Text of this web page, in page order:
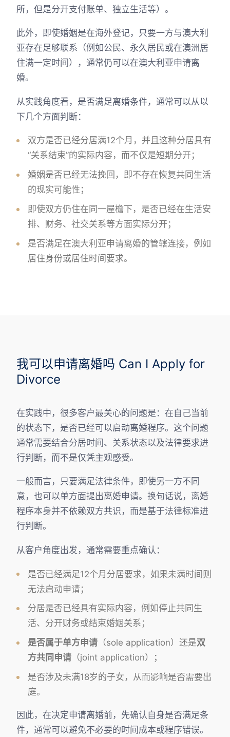
所，但是分开支付账单、独立生活等）。
此外，即使婚姻是在海外登记，只要一方与澳大利
亚存在足够联系（例如公民、永久居民或在澳洲居
住满一定时间），通常仍可以在澳大利亚申请离
婚。
从实践角度看，是否满足离婚条件，通常可以从以
下几个方面判断：
双方是否已经分居满12个月，并且这种分居具有
“关系结束”的实际内容，而不仅是短期分开；
婚姻是否已经无法挽回，即不存在恢复共同生活
的现实可能性；
即使双方仍住在同一屋檐下，是否已经在生活安
排、财务、社交关系等方面实际分开；
是否满足在澳大利亚申请离婚的管辖连接，例如
居住身份或居住时间要求。
我可以申请离婚吗 Can I Apply for
Divorce
在实践中，很多客户最关心的问题是：在自己当前
的状态下，是否已经可以启动离婚程序。这个问题
通常需要结合分居时间、关系状态以及法律要求进
行判断，而不是仅凭主观感受。
一般而言，只要满足法律条件，即使另一方不同
意，也可以单方面提出离婚申请。换句话说，离婚
程序本身并不依赖双方共识，而是基于法律标准进
行判断。
从客户角度出发，通常需要重点确认：
是否已经满足12个月分居要求，如果未满时间则
无法启动申请；
分居是否已经具有实际内容，例如停止共同生
活、分开财务或结束婚姻关系；
是否属于单方申请 （sole application）还是双
方共同申请 （joint application）；
是否涉及未满18岁的子女，从而影响是否需要出
庭。
因此，在决定申请离婚前，先确认自身是否满足条
件，通常可以避免不必要的时间成本或程序错误。